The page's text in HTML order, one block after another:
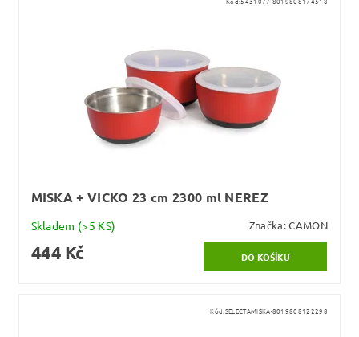
MISKA + VICKO 23 cm 2300 ml NEREZ
Skladem (>5 KS) Značka:CAMON
444 Kč
Kód:SELECTAMISKA-8019808122298